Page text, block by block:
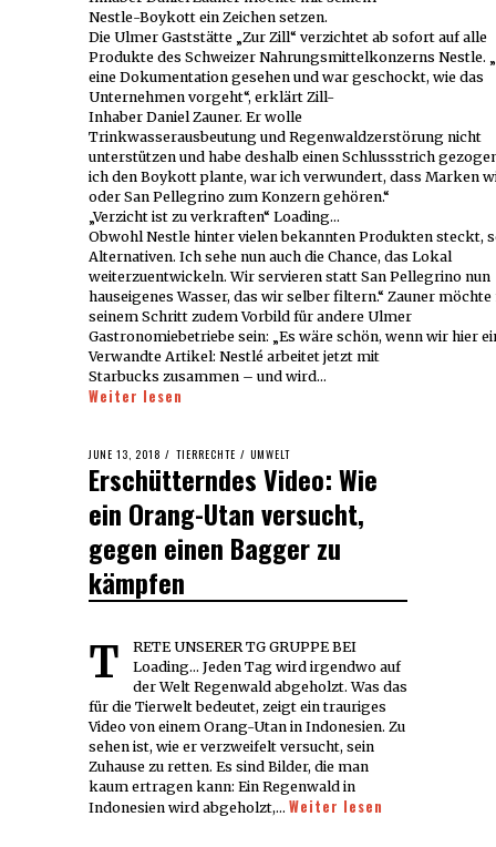
Nestle-Boykott ein Zeichen setzen.
Die Ulmer Gaststätte „Zur Zill“ verzichtet ab sofort auf alle
Produkte des Schweizer Nahrungsmittelkonzerns Nestle.
eine Dokumentation gesehen und war geschockt, wie das
Unternehmen vorgeht“, erklärt Zill-
Inhaber Daniel Zauner. Er wolle
Trinkwasserausbeutung und Regenwaldzerstörung nicht
unterstützen und habe deshalb einen Schlussstrich
ich den Boykott plante, war ich verwundert, dass Marken
oder San Pellegrino zum Konzern gehören.“
„Verzicht ist zu verkraften“ Loading...
Obwohl Nestle hinter vielen bekannten Produkten steckt,
Alternativen. Ich sehe nun auch die Chance, das Lokal
weiterzuentwickeln. Wir servieren statt San Pellegrino nun
hauseigenes Wasser, das wir selber filtern.“ Zauner
seinem Schritt zudem Vorbild für andere Ulmer
Gastronomiebetriebe sein: „Es wäre schön, wenn wir hier
Verwandte Artikel: Nestlé arbeitet jetzt mit
Starbucks zusammen – und wird…
Weiter lesen
POSTED
ON
JUNE 13, 2018 TIERRECHTE / UMWELT
Erschütterndes Video: Wie
ein Orang-Utan versucht,
gegen einen Bagger zu
kämpfen
TRETE UNSERER TG GRUPPE BEI
Loading... Jeden Tag wird irgendwo auf
der Welt Regenwald abgeholzt. Was das
für die Tierwelt bedeutet, zeigt ein trauriges
Video von einem Orang-Utan in Indonesien. Zu
sehen ist, wie er verzweifelt versucht, sein
Zuhause zu retten. Es sind Bilder, die man
kaum ertragen kann: Ein Regenwald in
Indonesien wird abgeholzt,… Weiter lesen